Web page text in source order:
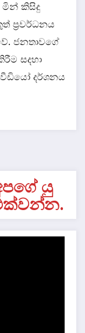
මින් කිසිදු
ප්‍රවර්ධනය
ජනතාවගේ
සදහා
දර්ශනය
යු